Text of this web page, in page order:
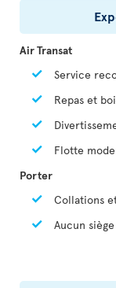
Air Transat
Service
Repas et
Flotte
Porter
Collations
Aucun